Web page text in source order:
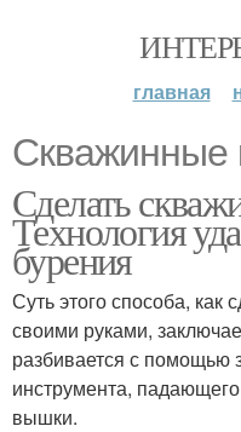
главная
Скважинные
Сделать
Технология
бурения
Суть этого способа, как
своими руками,
разбивается с помощью
инструмента,
вышки.